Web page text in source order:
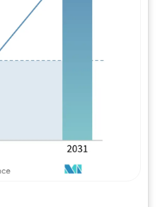
Imagem © Mordor Intelligence. O reuso